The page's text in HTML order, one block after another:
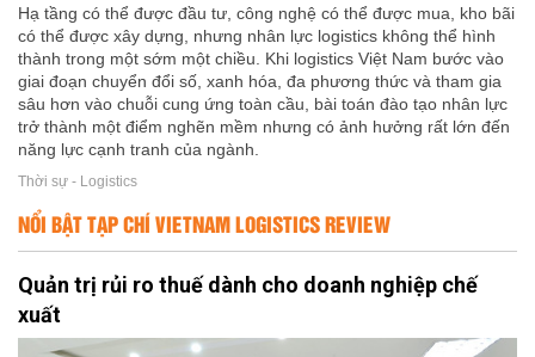
Hạ tầng có thể được đầu tư, công nghệ có thể được mua, kho bãi
có thể được xây dựng, nhưng nhân lực logistics không thể hình
thành trong một sớm một chiều. Khi logistics Việt Nam bước vào
giai đoạn chuyển đổi số, xanh hóa, đa phương thức và tham gia
sâu hơn vào chuỗi cung ứng toàn cầu, bài toán đào tạo nhân lực
trở thành một điểm nghẽn mềm nhưng có ảnh hưởng rất lớn đến
năng lực cạnh tranh của ngành.
Thời sự - Logistics
NỔI BẬT TẠP CHÍ VIETNAM LOGISTICS REVIEW
Quản trị rủi ro thuế dành cho doanh nghiệp chế
xuất